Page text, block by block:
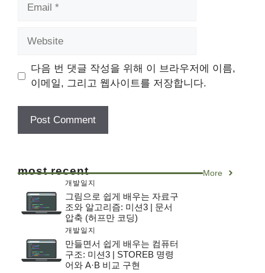
다음 번 댓글 작성을 위해 이 브라우저에 이름,
이메일, 그리고 웹사이트를 저장합니다.
most recent More
개발일지
그림으로 쉽게 배우는 자료구
조와 알고리즘: 미션3 | 문서
압축 (허프만 코딩)
개발일지
만들면서 쉽게 배우는 컴퓨터
구조: 미션3 | STOREB 명령
어와 A·B 비교 구현